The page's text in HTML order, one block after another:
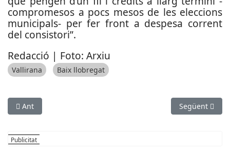
compromesos a pocs mesos de les eleccions
municipals- per fer front a despesa corrent
del consistori”.
Redacció | Foto: Arxiu
Vallirana Baix llobregat
Article anterior: Sant Boi es solidaritza amb els treballadors
Ant Article
Següent